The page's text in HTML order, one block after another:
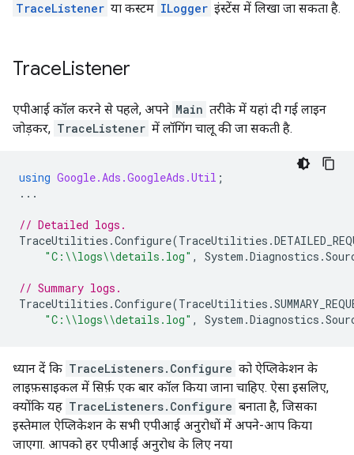
TraceListener या कस्टम ILogger इंस्टेंस में लिखा जा सकता है.
TraceListener
एपीआई कॉल करने से पहले, अपने Main तरीके में यहां दी गई लाइन
जोड़कर, TraceListener में लॉगिंग चालू की जा सकती है.
using Google.Ads.GoogleAds.Util ;
...
// Detailed logs.
TraceUtilities .Configure(TraceUtilities .
"C:\\logs\\details.log" , System .Diagnostics .
// Summary logs.
TraceUtilities .Configure(TraceUtilities .
"C:\\logs\\details.log" , System .Diagnostics .
ध्यान दें कि TraceListeners.Configure को ऐप्लिकेशन के
लाइफ़साइकल में सिर्फ़ एक बार कॉल किया जाना चाहिए. ऐसा इसलिए,
क्योंकि यह TraceListeners.Configure बनाता है, जिसका
इस्तेमाल ऐप्लिकेशन के सभी एपीआई अनुरोधों में अपने-आप किया
जाएगा. आपको हर एपीआई अनुरोध के लिए नया